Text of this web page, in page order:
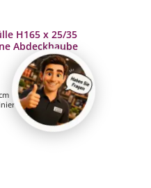
H165 x 25/35
Abdeckhaube
UV-beständig, reißfest